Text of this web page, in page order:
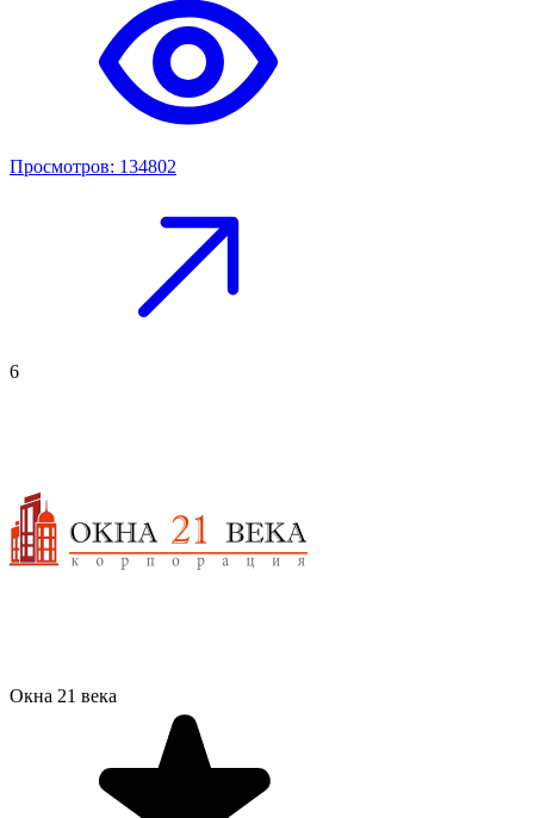
Просмотров: 134802
6
Окна 21 века